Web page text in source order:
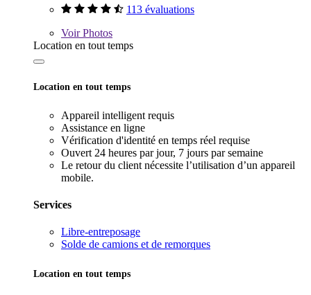
113 évaluations
VoirPhotos
Location en tout temps
Location en tout temps
Appareil intelligent requis
Assistance en ligne
Vérification d'identité en temps réel requise
Ouvert 24 heures par jour, 7 jours par semaine
Le retour du client nécessite l’utilisation d’un appareil
mobile.
Services
Libre-entreposage
Solde de camions et de remorques
Location en tout temps